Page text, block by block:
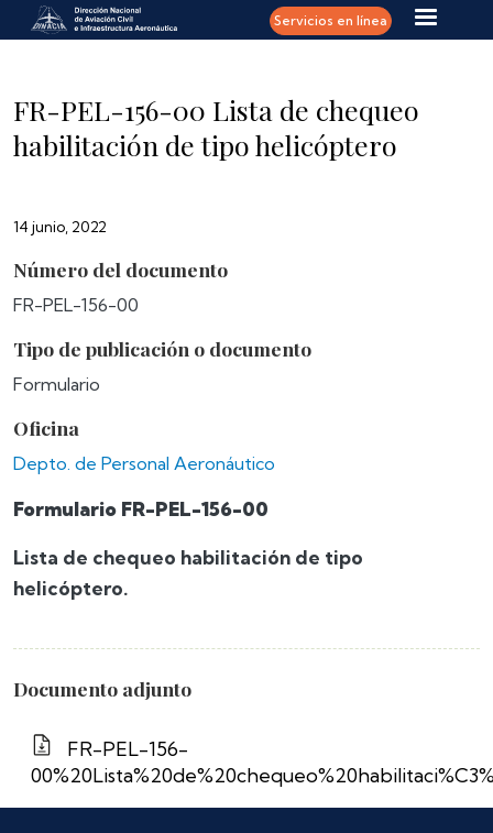
Pasar al contenido principal Servicios en línea
FR-PEL-156-00 Lista de chequeo
habilitación de tipo helicóptero
14 junio, 2022
Número del documento
FR-PEL-156-00
Tipo de publicación o documento
Formulario
Oficina
Depto. de Personal Aeronáutico
Formulario FR-PEL-156-00
Lista de chequeo habilitación de tipo
helicóptero.
Documento adjunto
FR-PEL-156-